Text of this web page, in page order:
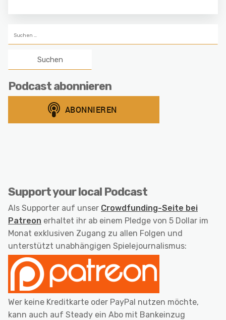
nach:
Podcast abonnieren
Support your local Podcast
Als Supporter auf unser Crowdfunding-Seite bei
Patreon erhaltet ihr ab einem Pledge von 5 Dollar im
Monat exklusiven Zugang zu allen Folgen und
unterstützt unabhängigen Spielejournalismus:
Wer keine Kreditkarte oder PayPal nutzen möchte,
kann auch auf Steady ein Abo mit Bankeinzug